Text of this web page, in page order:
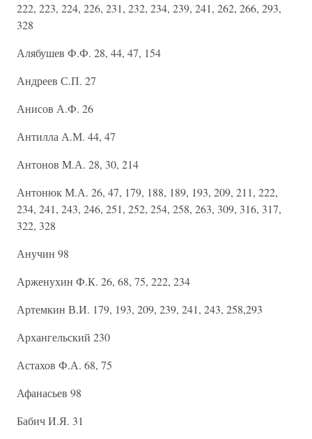
222, 223, 224, 226, 231, 232, 234, 239, 241, 262, 266, 293,
328
Алябушев Ф.Ф. 28, 44, 47, 154
Андреев С.П. 27
Анисов А.Ф. 26
Антилла А.М. 44, 47
Антонов М.А. 28, 30, 214
Антонюк М.А. 26, 47, 179, 188, 189, 193, 209, 211, 222,
234, 241, 243, 246, 251, 252, 254, 258, 263, 309, 316, 317,
322, 328
Анучин 98
Арженухин Ф.К. 26, 68, 75, 222, 234
Артемкин В.И. 179, 193, 209, 239, 241, 243, 258,293
Архангельский 230
Астахов Ф.А. 68, 75
Афанасьев 98
Бабич И.Я. 31